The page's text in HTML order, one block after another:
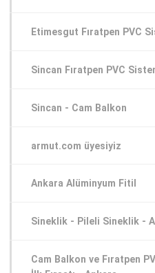
Etimesgut Fıratpen PVC
Sincan Fıratpen PVC
Sincan - Cam Balkon
armut.com üyesiyiz
Ankara Alüminyum Fitil
Sineklik - Pileli Sineklik -
Cam Balkon ve Fıratpen